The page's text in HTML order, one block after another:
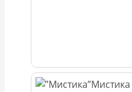
Мистика